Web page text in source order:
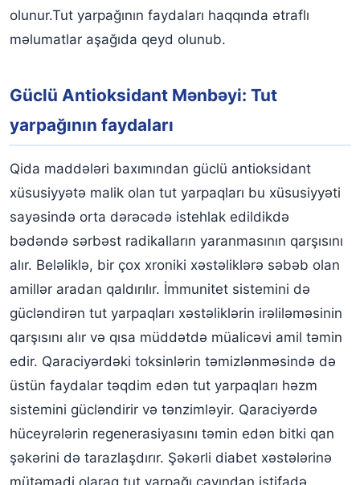
olunur.Tut yarpağının faydaları haqqında ətraflı
məlumatlar aşağıda qeyd olunub.
Güclü Antioksidant Mənbəyi: Tut
yarpağının faydaları
Qida maddələri baxımından güclü antioksidant
xüsusiyyətə malik olan tut yarpaqları bu xüsusiyyəti
sayəsində orta dərəcədə istehlak edildikdə
bədəndə sərbəst radikalların yaranmasının qarşısını
alır. Beləliklə, bir çox xroniki xəstəliklərə səbəb olan
amillər aradan qaldırılır. İmmunitet sistemini də
gücləndirən tut yarpaqları xəstəliklərin irəliləməsinin
qarşısını alır və qısa müddətdə müalicəvi amil təmin
edir. Qaraciyərdəki toksinlərin təmizlənməsində də
üstün faydalar təqdim edən tut yarpaqları həzm
sistemini gücləndirir və tənzimləyir. Qaraciyərdə
hüceyrələrin regenerasiyasını təmin edən bitki qan
şəkərini də tarazlaşdırır. Şəkərli diabet xəstələrinə
mütəmadi olaraq tut yarpağı çayından istifadə